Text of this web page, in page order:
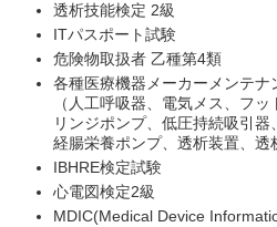
透析技能検定 2級
ITパスポート試験
危険物取扱者 乙種第4類
各種医療機器メーカーメンテナ
（人工呼吸器、電気メス、フ
リンジポンプ、低圧持続吸引器、
経腸栄養ポンプ、透析装置、透
IBHRE検定試験
心電図検定2級
MDIC(Medical Device